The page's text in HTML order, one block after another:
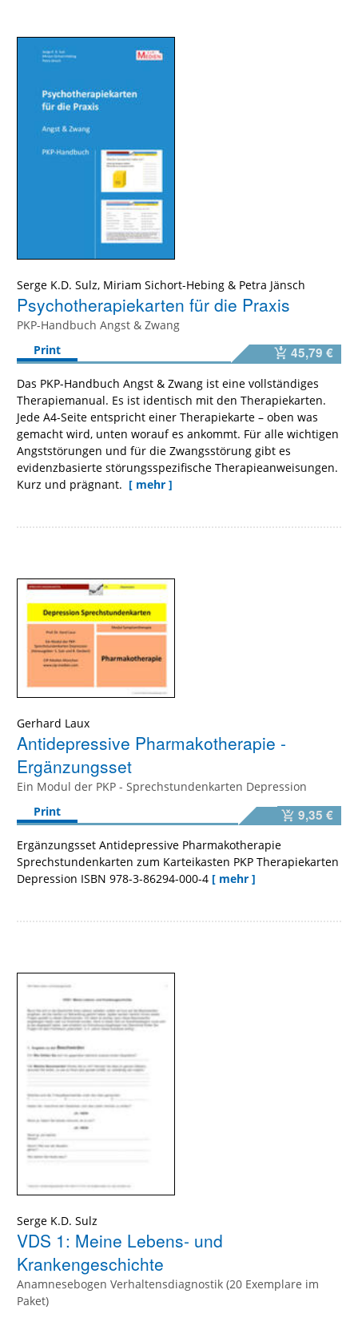
Serge K.D. Sulz, Miriam Sichort-Hebing & Petra Jänsch
Psychotherapiekarten für die Praxis
PKP-Handbuch Angst & Zwang
Print
45,79 €
Das PKP-Handbuch Angst & Zwang ist eine vollständiges
Therapiemanual. Es ist identisch mit den Therapiekarten.
Jede A4-Seite entspricht einer Therapiekarte – oben was
gemacht wird, unten worauf es ankommt. Für alle wichtigen
Angststörungen und für die Zwangsstörung gibt es
evidenzbasierte störungsspezifische Therapieanweisungen.
Kurz und prägnant. [ mehr ]
Gerhard Laux
Antidepressive Pharmakotherapie -
Ergänzungsset
Ein Modul der PKP - Sprechstundenkarten Depression
Print
9,35 €
Ergänzungsset Antidepressive Pharmakotherapie
Sprechstundenkarten zum Karteikasten PKP Therapiekarten
Depression ISBN 978-3-86294-000-4 [ mehr ]
Serge K.D. Sulz
VDS 1: Meine Lebens- und
Krankengeschichte
Anamnesebogen Verhaltensdiagnostik (20 Exemplare im
Paket)